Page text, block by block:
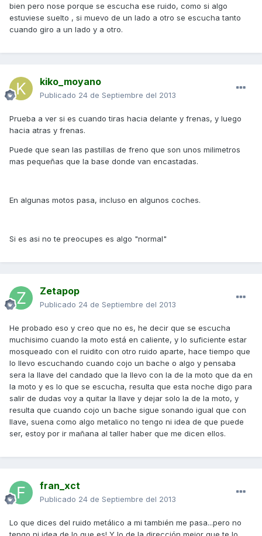
bien pero nose porque se escucha ese ruido, como si algo
estuviese suelto , si muevo de un lado a otro se escucha tanto
cuando giro a un lado y a otro.
kiko_moyano
Publicado 24 de Septiembre del 2013
Prueba a ver si es cuando tiras hacia delante y frenas, y luego
hacia atras y frenas.
Puede que sean las pastillas de freno que son unos milimetros
mas pequeñas que la base donde van encastadas.
En algunas motos pasa, incluso en algunos coches.
Si es asi no te preocupes es algo "normal"
Zetapop
Publicado 24 de Septiembre del 2013
He probado eso y creo que no es, he decir que se escucha
muchisimo cuando la moto está en caliente, y lo suficiente estar
mosqueado con el ruidito con otro ruido aparte, hace tiempo que
lo llevo escuchando cuando cojo un bache o algo y pensaba
sera la llave del candado que la llevo con la de la moto que da en
la moto y es lo que se escucha, resulta que esta noche digo para
salir de dudas voy a quitar la llave y dejar solo la de la moto, y
resulta que cuando cojo un bache sigue sonando igual que con
llave, suena como algo metalico no tengo ni idea de que puede
ser, estoy por ir mañana al taller haber que me dicen ellos.
fran_xct
Publicado 24 de Septiembre del 2013
Lo que dices del ruido metálico a mi también me pasa...pero no